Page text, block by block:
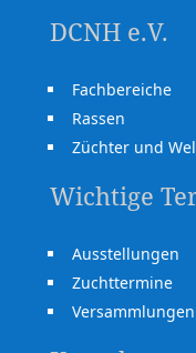
DCNH e.V.
Fachbereiche
Rassen
Züchter und
Wichtige
Ausstellungen
Zuchttermine
Versammlungen